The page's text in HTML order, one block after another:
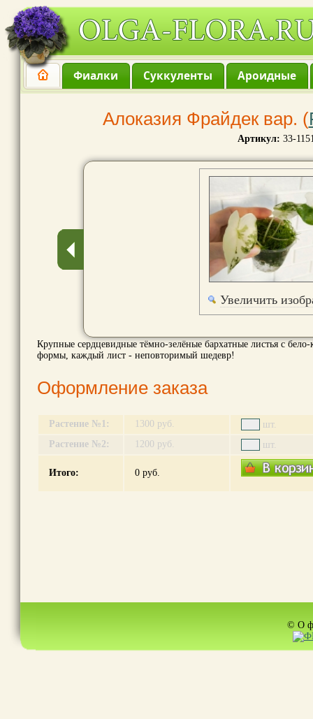
Фиалки Суккуленты Ароидные
Алоказия Фрайдек вар. (
Артикул: 33-
Увеличить
Крупные сердцевидные тёмно-зелёные бархатные листья с
формы, каждый лист - неповторимый шедевр!
Оформление заказа
Растение №1: 1300 руб.
шт.
Растение №2:
1200 руб. шт.
Итого: 0 руб.
© О